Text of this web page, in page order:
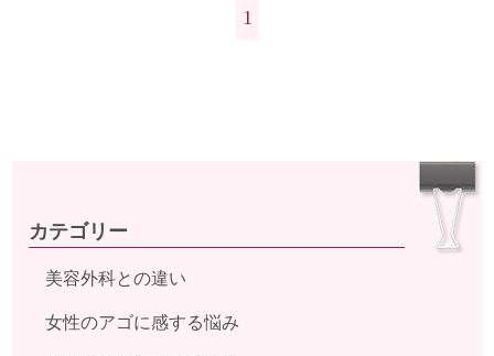
1
カテゴリー
美容外科との違い
女性のアゴに感する悩み